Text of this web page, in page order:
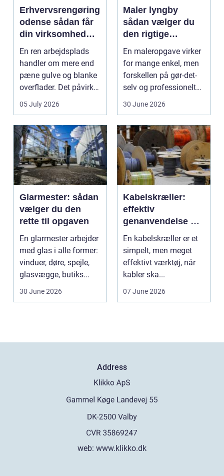
Erhvervsrengøring
odense sådan får
din virksomhed
mest værdi for
pengene
En ren arbejdsplads
handler om mere end
pæne gulve og blanke
overflader. Det påvirker
både arbejdsmi...
05 July 2026
Maler lyngby
sådan vælger du
den rigtige
fagmand
En maleropgave virker
for mange enkel, men
forskellen på gør-det-
selv og professionelt
arbejde er of...
30 June 2026
Glarmester: sådan
vælger du den
rette til opgaven
En glarmester arbejder
med glas i alle former:
vinduer, døre, spejle,
glasvægge, butiks...
30 June 2026
Kabelskræller:
effektiv
genanvendelse og
bedre økonomi i
kabelhåndtering
En kabelskræller er et
simpelt, men meget
effektivt værktøj, når
kabler ska...
07 June 2026
Address
web: www.klikko.dk